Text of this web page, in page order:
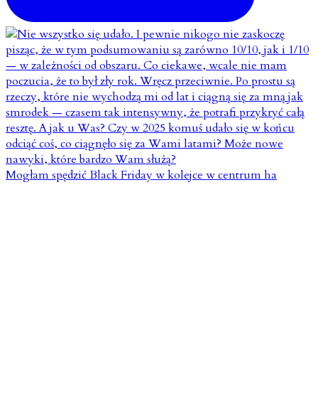
Mogłam spędzić Black Friday w kolejce w centrum ha